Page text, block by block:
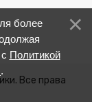
Все права
более
Политикой
.